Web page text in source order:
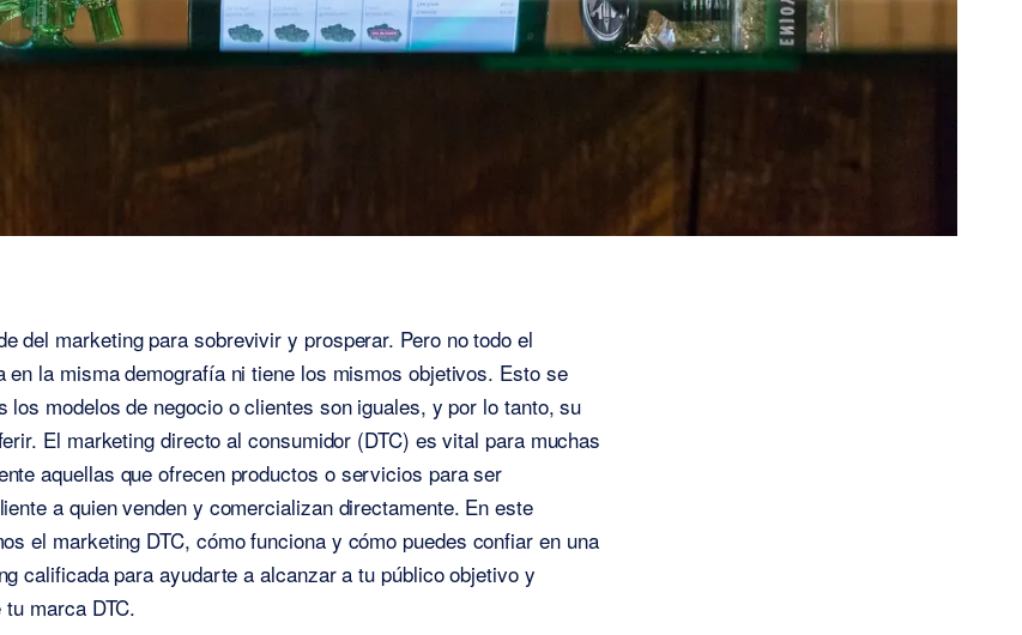
del marketing para sobrevivir y prosperar. Pero no todo el
en la misma demografía ni tiene los mismos objetivos. Esto se
los modelos de negocio o clientes son iguales, y por lo tanto, su
El marketing directo al consumidor (DTC) es vital para muchas
aquellas que ofrecen productos o servicios para ser
a quien venden y comercializan directamente. En este
el marketing DTC, cómo funciona y cómo puedes confiar en una
calificada para ayudarte a alcanzar a tu público objetivo y
marca DTC.